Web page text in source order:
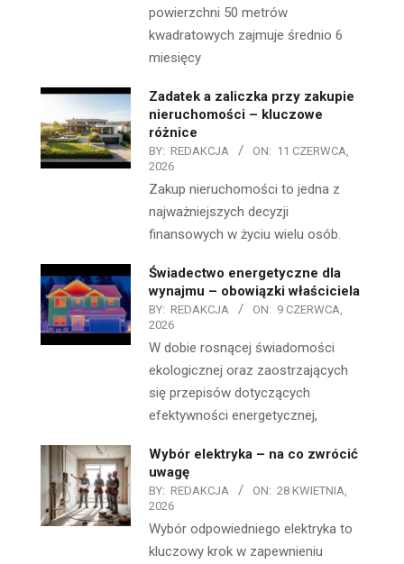
powierzchni 50 metrów
kwadratowych zajmuje średnio 6
miesięcy
Zadatek a zaliczka przy zakupie
nieruchomości – kluczowe
różnice
BY: REDAKCJA ON: 11 CZERWCA,
2026
Zakup nieruchomości to jedna z
najważniejszych decyzji
finansowych w życiu wielu osób.
Świadectwo energetyczne dla
wynajmu – obowiązki właściciela
BY: REDAKCJA ON: 9 CZERWCA,
2026
W dobie rosnącej świadomości
ekologicznej oraz zaostrzających
się przepisów dotyczących
efektywności energetycznej,
Wybór elektryka – na co zwrócić
uwagę
BY: REDAKCJA ON: 28 KWIETNIA,
2026
Wybór odpowiedniego elektryka to
kluczowy krok w zapewnieniu